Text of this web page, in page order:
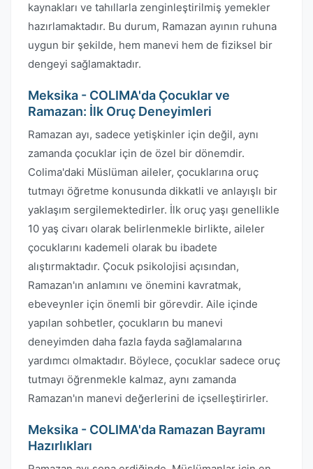
kaynakları ve tahıllarla zenginleştirilmiş yemekler
hazırlamaktadır. Bu durum, Ramazan ayının ruhuna
uygun bir şekilde, hem manevi hem de fiziksel bir
dengeyi sağlamaktadır.
Meksika - COLIMA'da Çocuklar ve
Ramazan: İlk Oruç Deneyimleri
Ramazan ayı, sadece yetişkinler için değil, aynı
zamanda çocuklar için de özel bir dönemdir.
Colima'daki Müslüman aileler, çocuklarına oruç
tutmayı öğretme konusunda dikkatli ve anlayışlı bir
yaklaşım sergilemektedirler. İlk oruç yaşı genellikle
10 yaş civarı olarak belirlenmekle birlikte, aileler
çocuklarını kademeli olarak bu ibadete
alıştırmaktadır. Çocuk psikolojisi açısından,
Ramazan'ın anlamını ve önemini kavratmak,
ebeveynler için önemli bir görevdir. Aile içinde
yapılan sohbetler, çocukların bu manevi
deneyimden daha fazla fayda sağlamalarına
yardımcı olmaktadır. Böylece, çocuklar sadece oruç
tutmayı öğrenmekle kalmaz, aynı zamanda
Ramazan'ın manevi değerlerini de içselleştirirler.
Meksika - COLIMA'da Ramazan Bayramı
Hazırlıkları